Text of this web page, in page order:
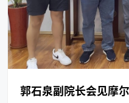
郭石泉副院长会见摩